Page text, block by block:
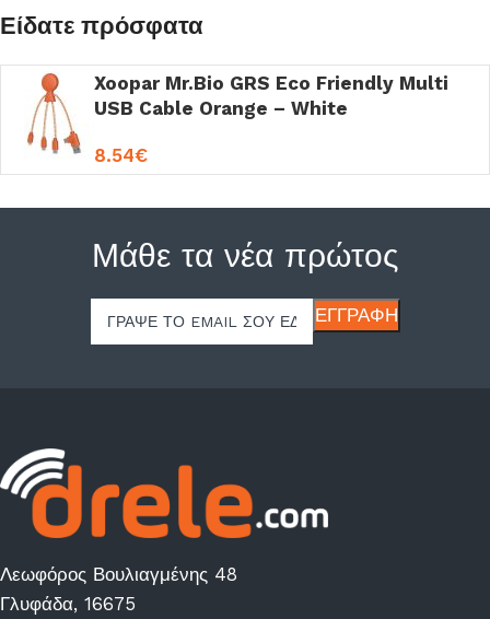
Είδατε πρόσφατα
Xoopar Mr.Bio GRS Eco Friendly Multi
USB Cable Orange – White
8.54€
Μάθε τα νέα πρώτος
Λεωφόρος Βουλιαγμένης 48
Γλυφάδα, 16675